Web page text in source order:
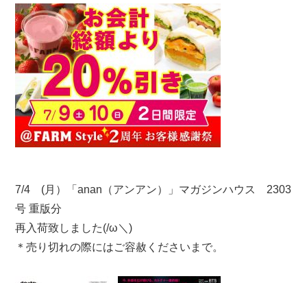
7/4 (月）「anan（アンアン）」マガジンハウス 2303
号 重版分
再入荷致しました(/ω＼)
＊売り切れの際にはご容赦くださいまで。